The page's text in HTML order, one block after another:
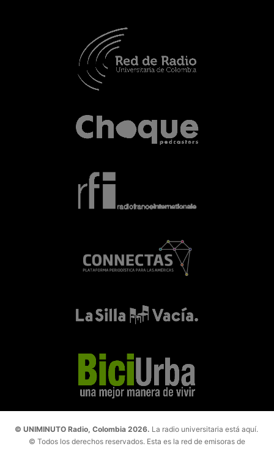
© UNIMINUTO Radio, Colombia 2026. La radio universitaria está aquí.
© Todos los derechos reservados. Esta es la red de emisoras de